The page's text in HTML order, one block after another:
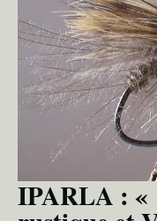
IPARLA : «